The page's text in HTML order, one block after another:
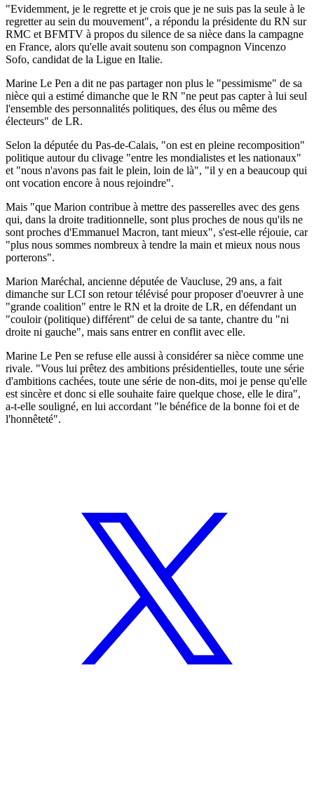
"Evidemment, je le regrette et je crois que je ne suis pas la seule à le
regretter au sein du mouvement", a répondu la présidente du RN sur
RMC et BFMTV à propos du silence de sa nièce dans la campagne
en France, alors qu'elle avait soutenu son compagnon Vincenzo
Sofo, candidat de la Ligue en Italie.
Marine Le Pen a dit ne pas partager non plus le "pessimisme" de sa
nièce qui a estimé dimanche que le RN "ne peut pas capter à lui seul
l'ensemble des personnalités politiques, des élus ou même des
électeurs" de LR.
Selon la députée du Pas-de-Calais, "on est en pleine recomposition"
politique autour du clivage "entre les mondialistes et les nationaux"
et "nous n'avons pas fait le plein, loin de là", "il y en a beaucoup qui
ont vocation encore à nous rejoindre".
Mais "que Marion contribue à mettre des passerelles avec des gens
qui, dans la droite traditionnelle, sont plus proches de nous qu'ils ne
sont proches d'Emmanuel Macron, tant mieux", s'est-elle réjouie, car
"plus nous sommes nombreux à tendre la main et mieux nous nous
porterons".
Marion Maréchal, ancienne députée de Vaucluse, 29 ans, a fait
dimanche sur LCI son retour télévisé pour proposer d'oeuvrer à une
"grande coalition" entre le RN et la droite de LR, en défendant un
"couloir (politique) différent" de celui de sa tante, chantre du "ni
droite ni gauche", mais sans entrer en conflit avec elle.
Marine Le Pen se refuse elle aussi à considérer sa nièce comme une
rivale. "Vous lui prêtez des ambitions présidentielles, toute une série
d'ambitions cachées, toute une série de non-dits, moi je pense qu'elle
est sincère et donc si elle souhaite faire quelque chose, elle le dira",
a-t-elle souligné, en lui accordant "le bénéfice de la bonne foi et de
l'honnêteté".